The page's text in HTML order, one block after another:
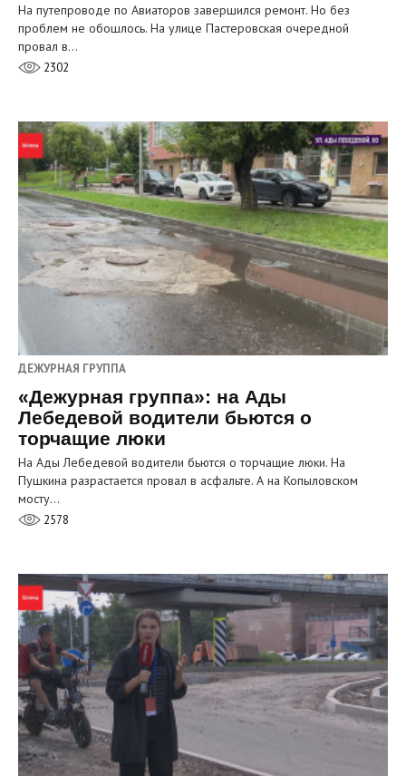
На путепроводе по Авиаторов завершился ремонт. Но без
проблем не обошлось. На улице Пастеровская очередной
провал в…
2302
ДЕЖУРНАЯ ГРУППА
«Дежурная группа»: на Ады
Лебедевой водители бьются о
торчащие люки
На Ады Лебедевой водители бьются о торчащие люки. На
Пушкина разрастается провал в асфальте. А на Копыловском
мосту…
2578